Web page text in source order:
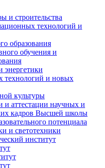
и строительства
технологий и
образования
обучения и
энергетики
технологий и новых
культуры
и аттестации научных и
кадров Высшей школы
потенциала
и светотехники
институт